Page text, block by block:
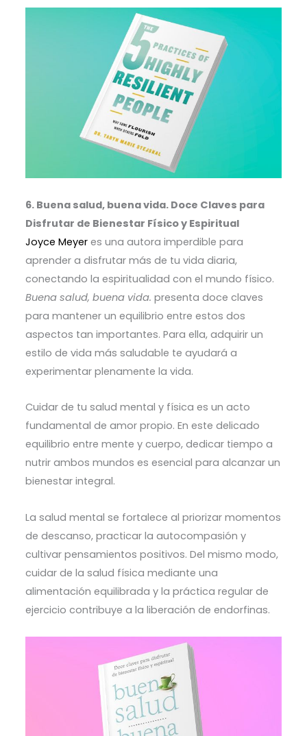
6. Buena salud, buena vida. Doce Claves para
Disfrutar de Bienestar Físico y Espiritual
Joyce Meyeres una autora imperdible para
aprender a disfrutar más de tu vida diaria,
conectando la espiritualidad con el mundo físico.
Buena salud, buena vida. presenta doce claves
para mantener un equilibrio entre estos dos
aspectos tan importantes. Para ella, adquirir un
estilo de vida más saludable te ayudará a
experimentar plenamente la vida.
Cuidar de tu salud mental y física es un acto
fundamental de amor propio. En este delicado
equilibrio entre mente y cuerpo, dedicar tiempo a
nutrir ambos mundos es esencial para alcanzar un
bienestar integral.
La salud mental se fortalece al priorizar momentos
de descanso, practicar la autocompasión y
cultivar pensamientos positivos. Del mismo modo,
cuidar de la salud física mediante una
alimentación equilibrada y la práctica regular de
ejercicio contribuye a la liberación de endorfinas.